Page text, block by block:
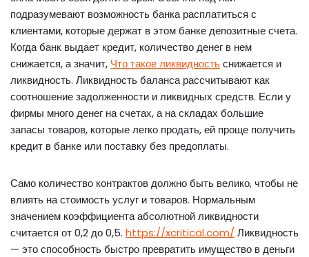
подразумевают возможность банка расплатиться с
клиентами, которые держат в этом банке депозитные счета.
Когда банк выдает кредит, количество денег в нем
снижается, а значит, Что такое ликвидностьснижается и
ликвидность. Ликвидность баланса рассчитывают как
соотношение задолженности и ликвидных средств. Если у
фирмы много денег на счетах, а на складах большие
запасы товаров, которые легко продать, ей проще получить
кредит в банке или поставку без предоплаты.
Само количество контрактов должно быть велико, чтобы не
влиять на стоимость услуг и товаров. Нормальным
значением коэффициента абсолютной ликвидности
считается от 0,2 до 0,5. https://xcritical.com/Ликвидность
— это способность быстро превратить имущество в деньги